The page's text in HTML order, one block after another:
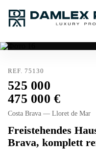
REF. 75130
525 000
475 000
Costa Brava — Lloret de Mar
Freistehendes
Brava, komplett